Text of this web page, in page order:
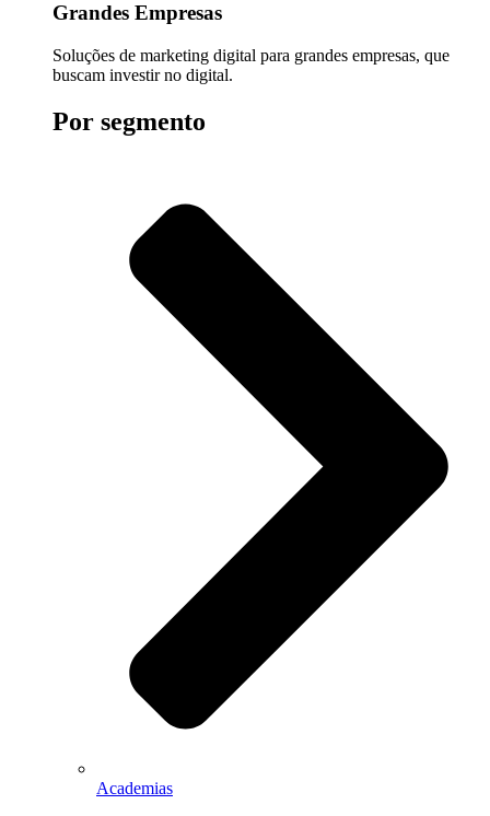
Grandes Empresas
Soluções de marketing digital para grandes empresas, que
buscam investir no digital.
Por segmento
Academias